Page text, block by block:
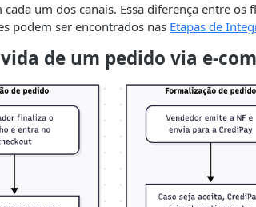
um dos canais. Essa diferença entre
podem ser encontrados nas Etapas de
de um pedido via e-